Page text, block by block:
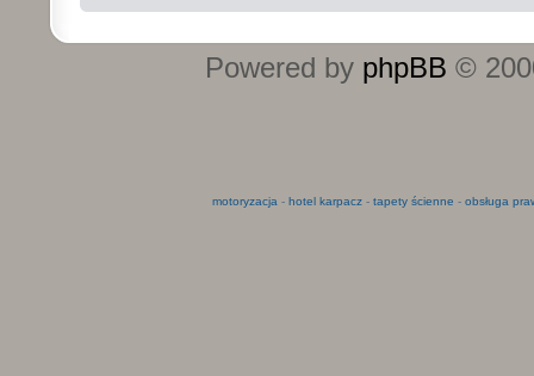
Powered by phpBB ©
motoryzacja - hotel karpacz- tapety ścienne - obsługa